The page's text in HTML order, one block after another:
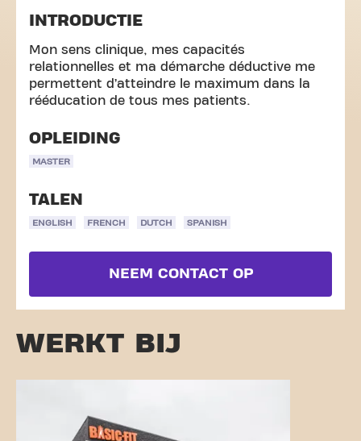
INTRODUCTIE
Mon sens clinique, mes capacités
relationnelles et ma démarche déductive me
permettent d’atteindre le maximum dans la
rééducation de tous mes patients.
OPLEIDING
MASTER
TALEN
ENGLISH FRENCH DUTCH SPANISH
NEEM CONTACT OP
WERKT BIJ